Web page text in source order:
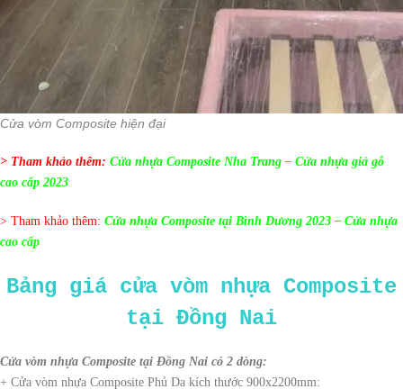
Cửa vòm Composite hiện đại
> Tham khảo thêm: Cửa nhựa Composite Nha Trang – Cửa nhựa giả gỗ
cao cấp 2023
> Tham khảo thêm: Cửa nhựa Composite tại Bình Dương 2023 – Cửa nhựa
cao cấp
Bảng giá cửa vòm nhựa Composite
tại Đồng Nai
Cửa vòm nhựa Composite tại Đồng Nai có 2 dòng:
+ Cửa vòm nhựa Composite Phủ Da kích thước 900x2200mm: